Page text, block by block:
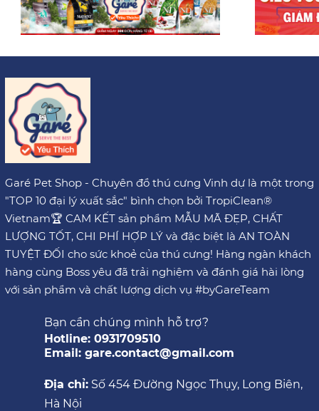
Garé Pet Shop - Chuyên đồ thú cưng Vinh dự là một trong
"TOP 10 đại lý xuất sắc" bình chọn bởi TropiClean®
Vietnam🏆 CAM KẾT sản phẩm MẪU MÃ ĐẸP, CHẤT
LƯỢNG TỐT, CHI PHÍ HỢP LÝ và đặc biệt là AN TOÀN
TUYỆT ĐỐI cho sức khoẻ của thú cưng! Hàng ngàn khách
hàng cùng Boss yêu đã trải nghiệm và đánh giá hài lòng
với sản phẩm và chất lượng dịch vụ #byGareTeam
Bạn cần chúng mình hỗ trợ?
Hotline: 0931709510
Email: gare.contact@gmail.com
Địa chỉ: Số 454 Đường Ngọc Thụy, Long Biên,
Hà Nội